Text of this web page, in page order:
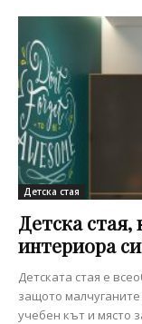
Детска стая
Детска стая,
интериора
Детската стая е
защото
учебен кът и място